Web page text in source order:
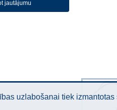
jautājumu
uzlabošanai tiek